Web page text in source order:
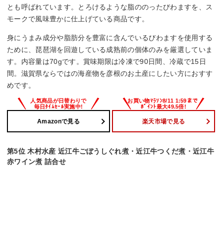
とも呼ばれています。とろけるような脂ののったびわますを、ス
モークで風味豊かに仕上げている商品です。
身にうまみ成分や脂肪分を豊富に含んでいるびわますを使用する
ために、琵琶湖を回遊している成熟前の個体のみを厳選していま
す。内容量は70gです。賞味期限は冷凍で90日間、冷蔵で15日
間。滋賀県ならではの海産物を彦根のお土産にしたい方におすす
めです。
Amazonで見る 楽天市場で見る
第5位 木村水産 近江牛ごぼうしぐれ煮・近江牛つくだ煮・近江牛
赤ワイン煮 詰合せ